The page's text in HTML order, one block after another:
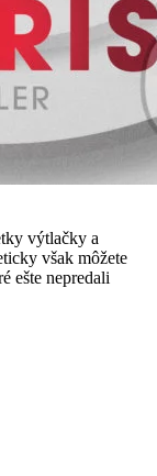
výtlačky a
však môžete
ešte nepredali